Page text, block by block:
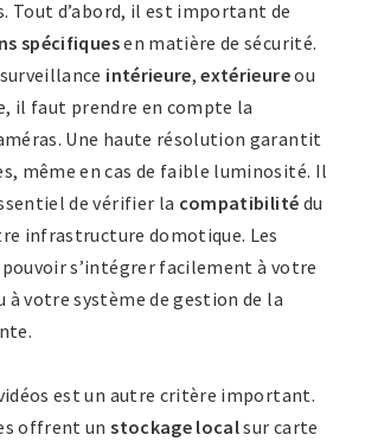
Tout d’abord, il est important de
spécifiquesen matière de sécurité.
intérieure,extérieureou
il faut prendre en compte la
Une haute résolution garantit
même en cas de faible luminosité. Il
de vérifier la compatibilité du
infrastructure domotique. Les
s’intégrer facilement à votre
à votre système de gestion de la
est un autre critère important.
offrent unstockage localsur carte